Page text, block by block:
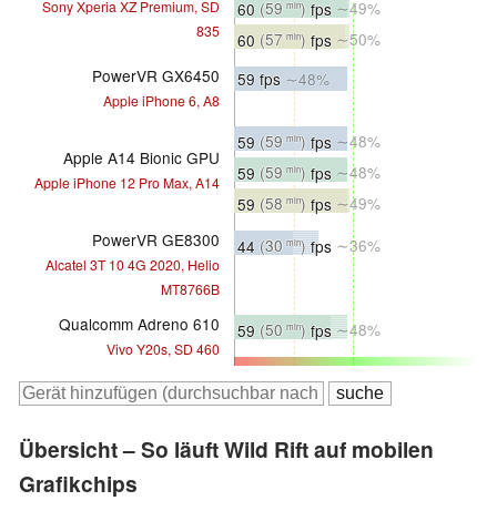
Sony Xperia XZ Premium, SD
835
60 (59 min) fps ∼49%
60 (57 min) fps ∼50%
PowerVR GX6450
Apple iPhone 6, A8
59 fps ∼48%
Apple A14 Bionic GPU
Apple iPhone 12 Pro Max, A14
59 (59 min) fps ∼48%
59 (59 min) fps ∼48%
59 (58 min) fps ∼49%
PowerVR GE8300
Alcatel 3T 10 4G 2020, Helio
MT8766B
44 (30 min)fps ∼36%
Qualcomm Adreno 610
Vivo Y20s, SD 460
59 (50 min) fps∼48%
Übersicht – So läuft Wild Rift auf mobilen
Grafikchips